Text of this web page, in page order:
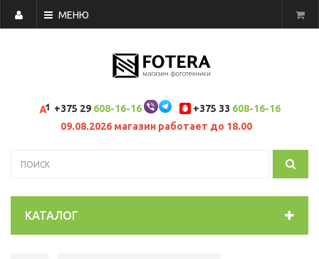
МЕНЮ
+375 29 608-16-16 +375 33 608-16-16
09.08.2026 магазин работает до 18.00
КАТАЛОГ